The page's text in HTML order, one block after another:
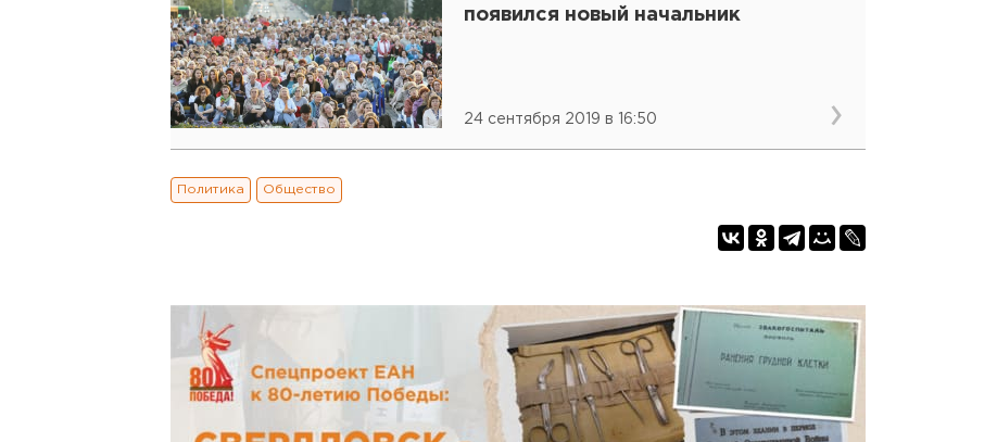
появился новый начальник
24 сентября 2019 в 16:50
Политика Общество